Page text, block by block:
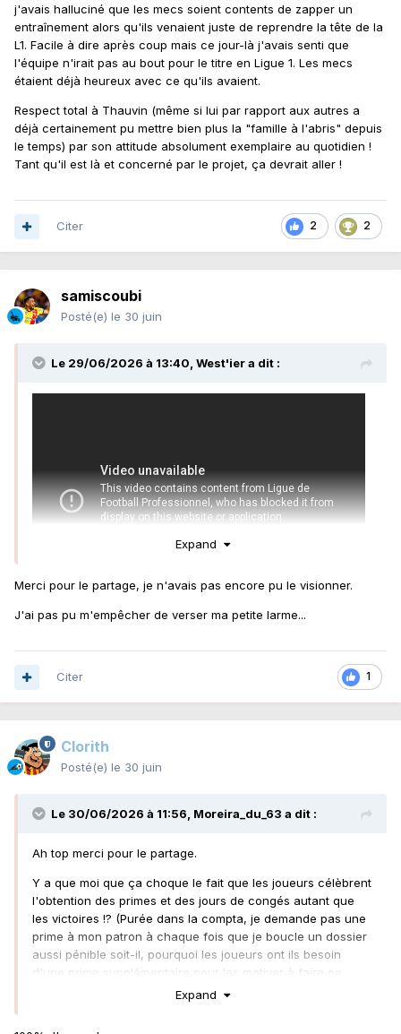
j'avais halluciné que les mecs soient contents de zapper un
entraînement alors qu'ils venaient juste de reprendre la tête de la
L1. Facile à dire après coup mais ce jour-là j'avais senti que
l'équipe n'irait pas au bout pour le titre en Ligue 1. Les mecs
étaient déjà heureux avec ce qu'ils avaient.
Respect total à Thauvin (même si lui par rapport aux autres a
déjà certainement pu mettre bien plus la "famille à l'abris" depuis
le temps) par son attitude absolument exemplaire au quotidien !
Tant qu'il est là et concerné par le projet, ça devrait aller !
2 2
Citer
samiscoubi
Posté(e) le 30 juin
Le 29/06/2026 à 13:40, West'iera dit :
Expand
Merci pour le partage, je n'avais pas encore pu le visionner.
J'ai pas pu m'empêcher de verser ma petite larme...
1
Citer
Clorith
Posté(e) le 30 juin
Le 30/06/2026 à 11:56, Moreira_du_63 a dit :
Ah top merci pour le partage.
Y a que moi que ça choque le fait que les joueurs célèbrent
l'obtention des primes et des jours de congés autant que
les victoires !? (Purée dans la compta, je demande pas une
prime à mon patron à chaque fois que je boucle un dossier
aussi pénible soit-il, pourquoi les joueurs ont ils besoin
d'une prime supplémentaire pour les motiver à faire ce
pourquoi ils sont déjà payé très grassement !?!)
Expand